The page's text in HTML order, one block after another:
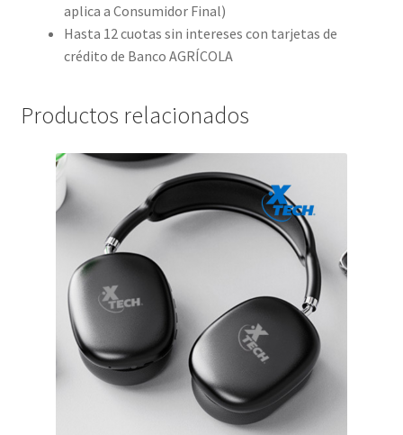
aplica a Consumidor Final)
Hasta 12 cuotas sin intereses con tarjetas de
crédito de Banco AGRÍCOLA
Productos relacionados